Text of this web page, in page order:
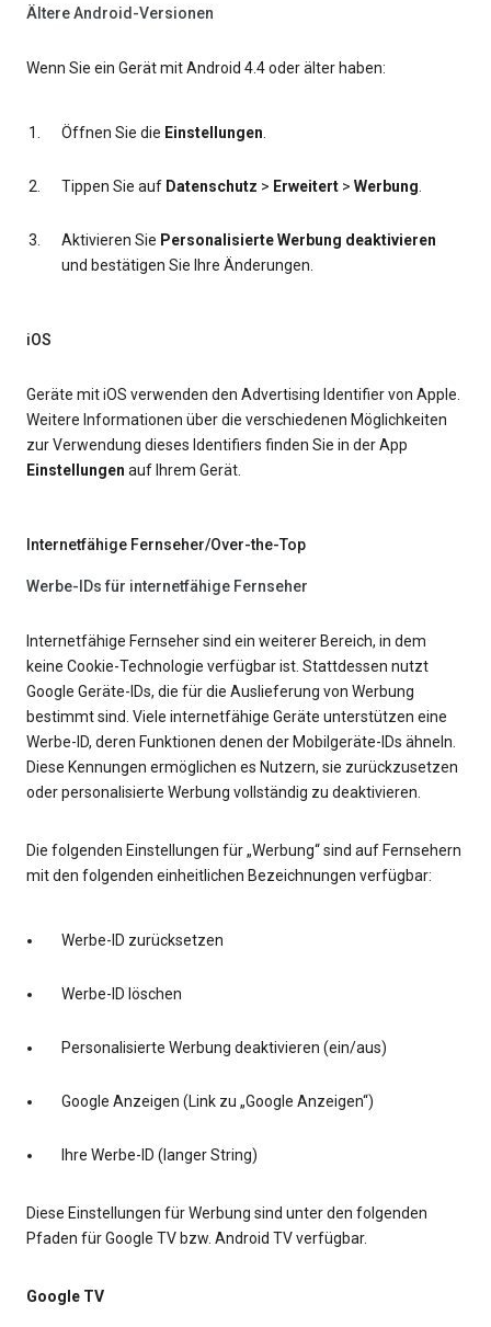
Ältere Android-Versionen
Wenn Sie ein Gerät mit Android 4.4 oder älter haben:
Öffnen Sie die Einstellungen.
Tippen Sie auf Datenschutz > Erweitert > Werbung.
Aktivieren Sie Personalisierte Werbung deaktivieren
und bestätigen Sie Ihre Änderungen.
iOS
Geräte mit iOS verwenden den Advertising Identifier von Apple.
Weitere Informationen über die verschiedenen Möglichkeiten
zur Verwendung dieses Identifiers finden Sie in der App
Einstellungen auf Ihrem Gerät.
Internetfähige Fernseher/Over-the-Top
Werbe-IDs für internetfähige Fernseher
Internetfähige Fernseher sind ein weiterer Bereich, in dem
keine Cookie-Technologie verfügbar ist. Stattdessen nutzt
Google Geräte-IDs, die für die Auslieferung von Werbung
bestimmt sind. Viele internetfähige Geräte unterstützen eine
Werbe-ID, deren Funktionen denen der Mobilgeräte-IDs ähneln.
Diese Kennungen ermöglichen es Nutzern, sie zurückzusetzen
oder personalisierte Werbung vollständig zu deaktivieren.
Die folgenden Einstellungen für „Werbung“ sind auf Fernsehern
mit den folgenden einheitlichen Bezeichnungen verfügbar:
Werbe-ID zurücksetzen
Werbe-ID löschen
Personalisierte Werbung deaktivieren (ein/aus)
Google Anzeigen (Link zu „Google Anzeigen“)
Ihre Werbe-ID (langer String)
Diese Einstellungen für Werbung sind unter den folgenden
Pfaden für Google TV bzw. Android TV verfügbar.
Google TV